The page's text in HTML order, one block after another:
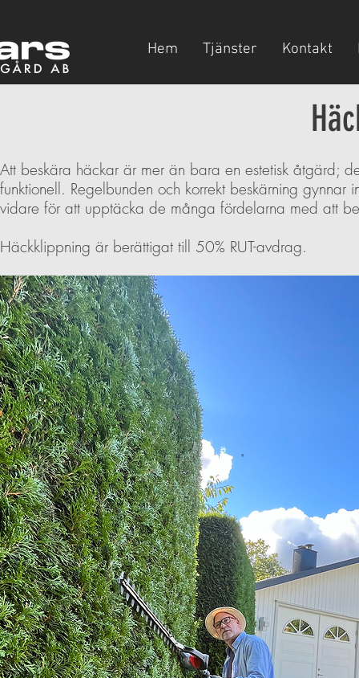
Hem Tjänster Kontakt
Att beskära häckar är mer än bara en estetisk åtgärd;
funktionell. Regelbunden och korrekt beskärning
vidare för att upptäcka de många fördelarna med att
Häckklippning är berättigat till 50% RUT-avdrag.